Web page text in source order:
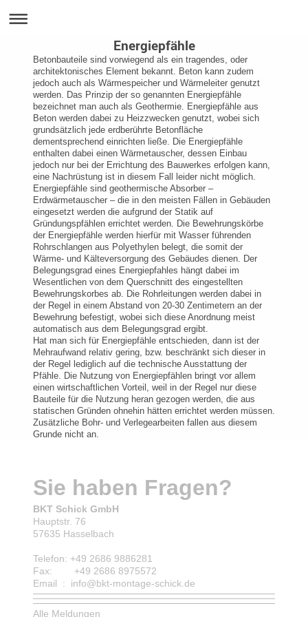
Energiepfähle
Betonbauteile sind vorwiegend als ein tragendes, oder
architektonisches Element bekannt. Beton kann zudem
jedoch auch als Wärmespeicher und Wärmeleiter genutzt
werden. Das Prinzip der so genannten Energiepfähle
bezeichnet man auch als Geothermie. Energiepfähle aus
Beton werden dabei zu Heizzwecken genutzt, wobei sich
grundsätzlich jede erdberührte Betonfläche
dementsprechend einrichten ließe. Die Energiepfähle
enthalten dabei einen Wärmetauscher, dessen Einbau
jedoch nur bei der Errichtung des Bauwerkes erfolgen kann,
eine Nachrüstung ist in diesem Fall leider nicht möglich.
Energiepfähle sind geothermische Absorber –
Erdwärmetauscher – die in den meisten Fällen in Gebäuden
eingesetzt werden die aufgrund der Statik auf
Gründungspfählen errichtet werden. Die Bewehrungskörbe
der Energiepfähle werden hierfür mit Wasser führenden
Rohrschlangen aus Polyethylen belegt, die somit der
Wärme- und Kälteversorgung des Gebäudes dienen. Der
Belegungsgrad eines Energiepfahles hängt dabei im
Wesentlichen von dem Querschnitt des eingestellten
Bewehrungskorbes ab. Die Rohrleitungen werden dabei in
der Regel in einem Abstand von 20-30 Zentimetern an der
Bewehrung befestigt, wobei sich diese Anordnung meist
automatisch aus dem Belegungsgrad ergibt.
Hat man sich für Energiepfähle entschieden, dann ist der
Mehraufwand relativ gering, bzw. beschränkt sich dieser in
der Regel lediglich auf die technische Ausstattung der
Pfähle. Die Nutzung von Energiepfählen bringt vor allem
einen wirtschaftlichen Vorteil, weil in der Regel nur diese
Bauteile für die Nutzung heran gezogen werden, die aus
statischen Gründen ohnehin hätten errichtet werden müssen.
Zusätzliche Bohr- und Verlegearbeiten fallen aus diesem
Grunde nicht an.
Sie haben Fragen?
BKT Schick GmbH
Hauptstr. 76
57635 Hasselbach
Telefon: +49 2686 9886281
Fax: +49 2686 8975572
Email : info@bkt-montage-schick.de
Alle Meldungen